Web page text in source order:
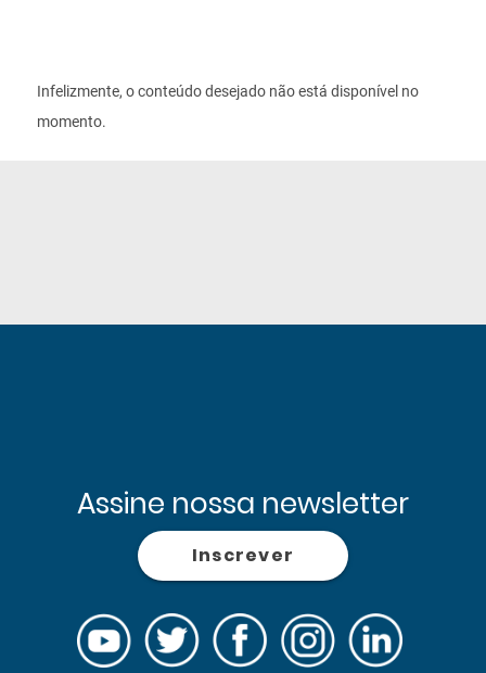
Infelizmente, o conteúdo desejado não está disponível no
momento.
Assine nossa newsletter
Inscrever